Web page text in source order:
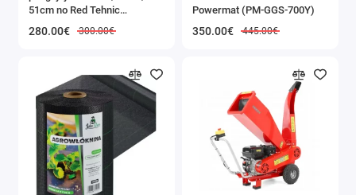
51cm no Red Tehnic
280.00€ 300.00€
Powermat (PM-GGS-700Y)
350.00€ 445.00€